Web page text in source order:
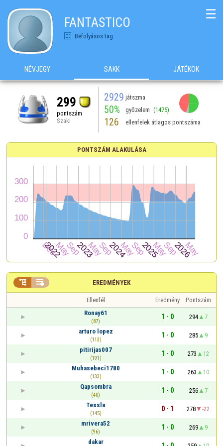
FANTASTICO
Befolyásos tag
☰
NÉVJEGY SAKK JÁTÉKOK
299
pontszám
Szaki
2929 játszma
50% győzelem (1475)
126 ellenfelek átlagos pontszáma
PONTSZÁM ALAKULÁSA
EREDMÉNYEK
 
Ellenfél Eredmény
Pontszám
Ronay61
(87)
1 - 0 294
7
arturo lopez
(113)
1 - 0 285
9
pitirijas007
(191)
1 - 0 273
12
Muhasebeci1780
(133)
1 - 0 263
10
Qapsombra
(40)
1 - 0 256
7
Tessla
(145)
0 - 1 278
-22
mrivera52
(96)
1 - 0 269
9
dakar